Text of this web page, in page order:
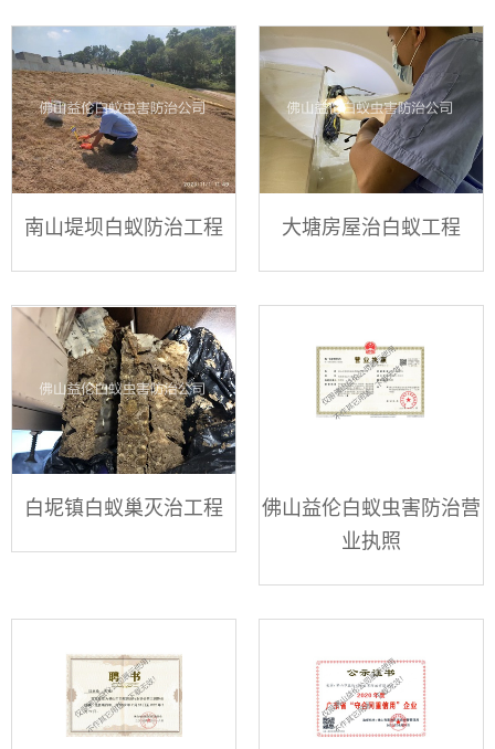
南山堤坝白蚁防治工程 大塘房屋治白蚁工程
白坭镇白蚁巢灭治工程
佛山益伦白蚁虫害防治营
业执照